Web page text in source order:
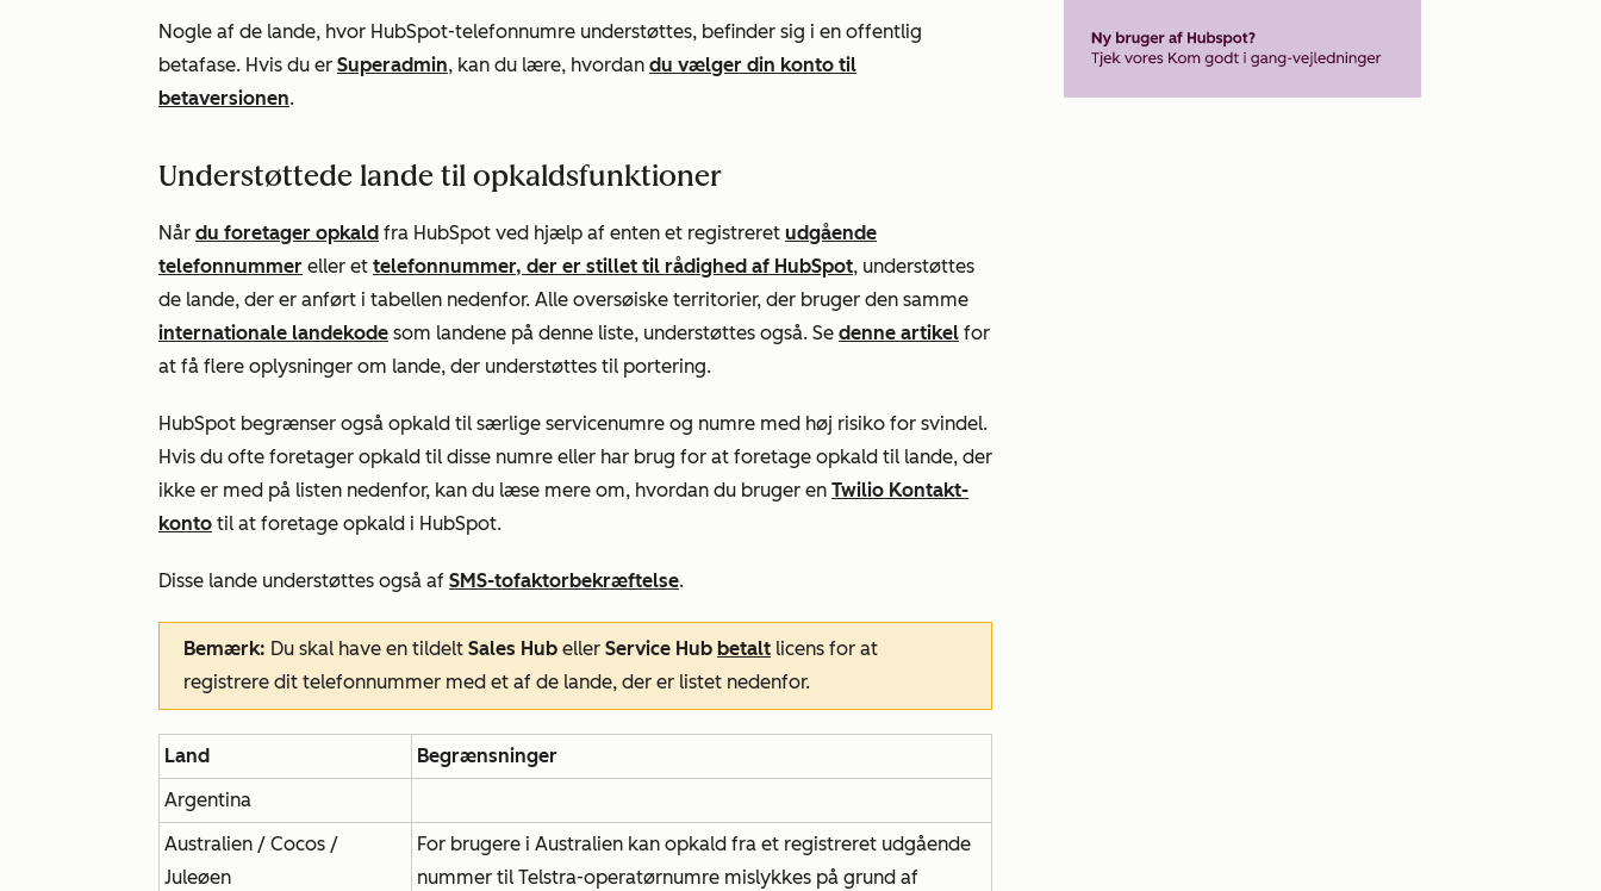
Nogle af de lande, hvor HubSpot-telefonnumre understøttes, befinder sig i en offentlig
betafase. Hvis du er Superadmin, kan du lære, hvordan du vælger din konto til
betaversionen.
Understøttede lande til opkaldsfunktioner
Når du foretager opkald fra HubSpot ved hjælp af enten et registreret udgående
telefonnummer eller et telefonnummer, der er stillet til rådighed af HubSpot, understøttes
de lande, der er anført i tabellen nedenfor. Alle oversøiske territorier, der bruger den samme
internationale landekode som landene på denne liste, understøttes også. Se denne artikel for
at få flere oplysninger om lande, der understøttes til portering.
HubSpot begrænser også opkald til særlige servicenumre og numre med høj risiko for svindel.
Hvis du ofte foretager opkald til disse numre eller har brug for at foretage opkald til lande, der
ikke er med på listen nedenfor, kan du læse mere om, hvordan du bruger en Twilio Kontakt-
konto til at foretage opkald i HubSpot.
Disse lande understøttes også af SMS-tofaktorbekræftelse.
Bemærk: Du skal have en tildelt Sales Hub eller Service Hub betalt licens for at
registrere dit telefonnummer med et af de lande, der er listet nedenfor.
Land
Begrænsninger
Argentina
Australien / Cocos /
Juleøen
For brugere i Australien kan opkald fra et registreret udgående
nummer til Telstra-operatørnumre mislykkes på grund af